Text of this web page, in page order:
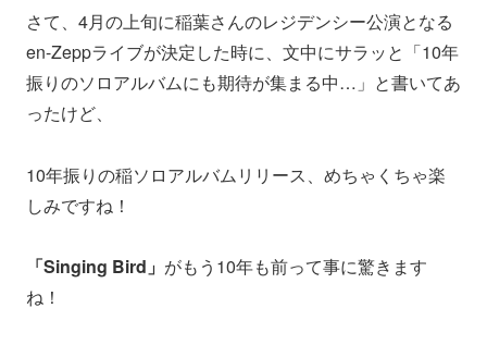
さて、4月の上旬に稲葉さんのレジデンシー公演となる
en-Zeppライブが決定した時に、文中にサラッと「10年
振りのソロアルバムにも期待が集まる中…」と書いてあ
ったけど、
10年振りの稲ソロアルバムリリース、めちゃくちゃ楽
しみですね！
「Singing Bird」 がもう10年も前って事に驚きます
ね！